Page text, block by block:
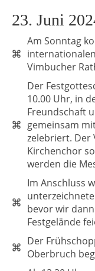
23. Juni
Am Sonntag
Vimbucher
Der
10.00 Uhr, in
Freundschaft
gemeinsam
zelebriert. Der
Kirchenchor
werden die
Im Anschluss
bevor wir
Festgelände
Der
Oberbruch